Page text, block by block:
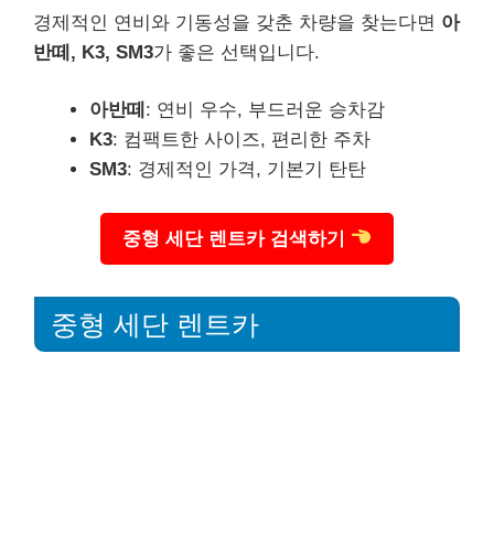
경제적인 연비와 기동성을 갖춘 차량을 찾는다면 아
반떼, K3, SM3가 좋은 선택입니다.
아반떼 : 연비 우수, 부드러운 승차감
K3: 컴팩트한 사이즈, 편리한 주차
SM3: 경제적인 가격, 기본기 탄탄
중형 세단 렌트카 검색하기
중형 세단 렌트카